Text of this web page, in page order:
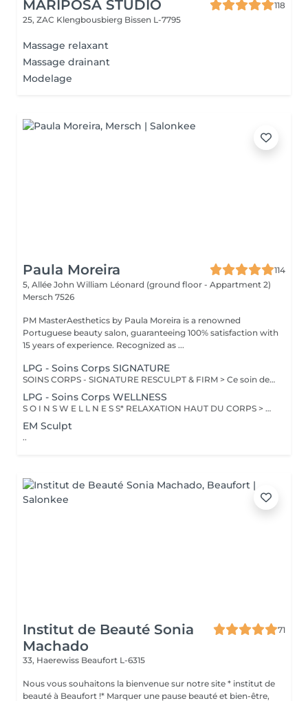
MARIPOSA STUDIO
118
25, ZAC Klengbousbierg Bissen L-7795
Massage relaxant
Massage drainant
Modelage
Paula Moreira
114
5, Allée John William Léonard (ground floor - Appartment 2)
Mersch 7526
PM MasterAesthetics by Paula Moreira is a renowned
Portuguese beauty salon, guaranteeing 100% satisfaction with
15 years of experience. Recognized as ...
LPG - Soins Corps SIGNATURE
SOINS CORPS - SIGNATURE RESCULPT & FIRM > Ce soin de l'ensemble du corps raffermit la peau et redonne du galbe aux courbes pour retrouver une silhouette resculptée et plus ferme tout en procurant un grand moment de bien-être. CELLULITE LISSANT > Ce soin ciblé déstocke les graisses localisées, défibrose et assouplit les tissus pour traiter efficacement la cellulite adipeuse et fibreuse tout en procurant un grand moment de bien-être. DÉCOUVERTE Ce soin propose une introduction à la technique endermologie® afin de découvrir le potentiel des différentes stimulations cellulaires et les sensations uniques qu'elles procurent. BILAN PERSONNALISÉ Tout programme de soin endermologie® corps commence par un bilan ultra-précis, avec l'application professionnelle ENDERMOLINK. Il se déroule en trois étapes clés : 1. Décryptage de votre mode de vie. 2. Analyse pointue de l'état de votre peau. 3. Création de votre programme sur-mesure.
LPG - Soins Corps WELLNESS
S O I N S W E L L N E S S* RELAXATION HAUT DU CORPS > Ce soin favorise un relâchement profond des tensions dans le dos, la nuque, les épaules et le cuir chevelu pour apporter une relaxation complète et une sensation de bien-être global revitalisante. DÉTOX DRAINANT > Ce soin active les échanges circulatoires pour agir sur la rétention d'eau et éliminer les toxines, offrant un effet dynamisant et une sensation de légèreté aux jambes. VITALITÉ STRESS SOMMEIL > Ce soin de l'ensemble du corps diminue le stress, augmente la vitalité et améliore la qualité du sommeil pour apporter un mieux-être global tout en renforçant les défenses naturelles. RECUP DEEP TISSUE > En agissant sur les tissus profonds, ce soin soulage les tensions musculaires et favorise une meilleure récupération sportive en diminuant les courbatures. INTENSE WELLNESS > Ce soin de l'ensemble du corps détend les zones de tensions musculaires et favorise un lâcher prise total, offrant ainsi une relaxation profonde et une sensation de bien-être intensifi ée.
EM Sculpt
..
Institut de Beauté Sonia
Machado
71
33, Haerewiss Beaufort L-6315
Nous vous souhaitons la bienvenue sur notre site * institut de
beauté à Beaufort !* Marquer une pause beauté et bien-être,